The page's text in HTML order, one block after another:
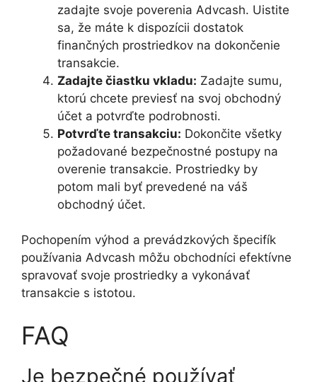
zadajte svoje poverenia Advcash. Uistite
sa, že máte k dispozícii dostatok
finančných prostriedkov na dokončenie
transakcie.
Zadajte čiastku vkladu: Zadajte sumu,
ktorú chcete previesť na svoj obchodný
účet a potvrďte podrobnosti.
Potvrďte transakciu: Dokončite všetky
požadované bezpečnostné postupy na
overenie transakcie. Prostriedky by
potom mali byť prevedené na váš
obchodný účet.
Pochopením výhod a prevádzkových špecifík
používania Advcash môžu obchodníci efektívne
spravovať svoje prostriedky a vykonávať
transakcie s istotou.
FAQ
Je bezpečné používať